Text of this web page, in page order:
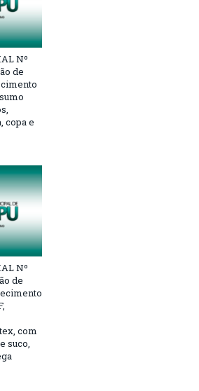
Nº
de
copa e
Nº
de
com
suco,